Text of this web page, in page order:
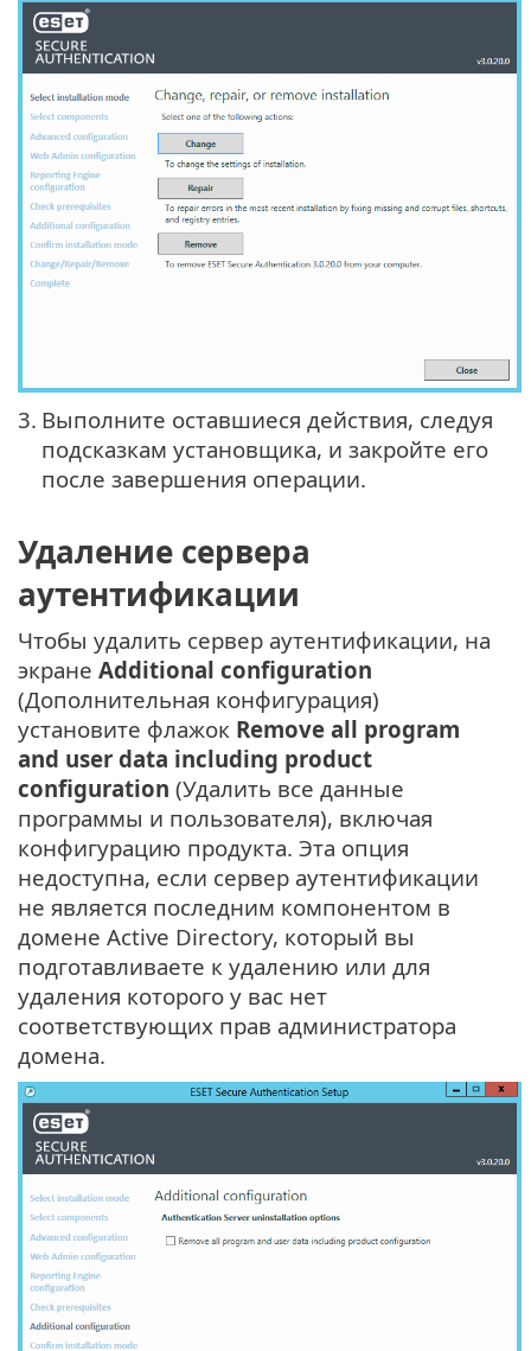
3. Выполните оставшиеся действия, следуя
подсказкам установщика, и закройте его
после завершения операции.
Удаление сервера
аутентификации
Чтобы удалить сервер аутентификации, на
экране Additional configuration
(Дополнительная конфигурация)
установите флажок Remove all program
and user data including product
configuration (Удалить все данные
программы и пользователя), включая
конфигурацию продукта. Эта опция
недоступна, если сервер аутентификации
не является последним компонентом в
домене Active Directory, который вы
подготавливаете к удалению или для
удаления которого у вас нет
соответствующих прав администратора
домена.